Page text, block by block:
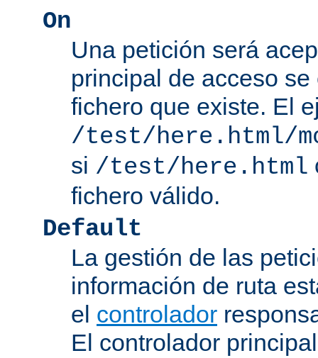
On
Una petición será
principal de acceso
fichero que existe. El
/test/here.html/
si /test/here.html
fichero válido.
Default
La gestión de las
información de ruta
el controlador
El controlador